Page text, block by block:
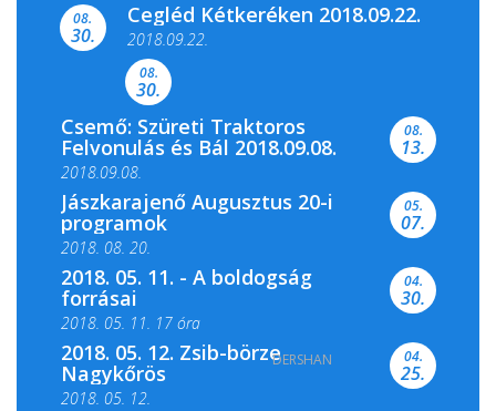
Színes és tartalmas programokkal várja a
Csemői Községi Könyvtár és...
08.
30.
Cegléd Kétkeréken 2018.09.22.
2018.09.22.
08.
30.
Csemő: Szüreti Traktoros
Felvonulás és Bál 2018.09.08.
2018.09.08.
08.
13.
Jászkarajenő Augusztus 20-i
programok
2018. 08. 20.
05.
07.
2018. 05. 11. - A boldogság
forrásai
2018. 05. 11. 17 óra
2018. 05. 11. 19 óra
04.
30.
2018. 05. 12. Zsib-börze
Nagykőrös
2018. 05. 12.
04.
25.
DERSHAN